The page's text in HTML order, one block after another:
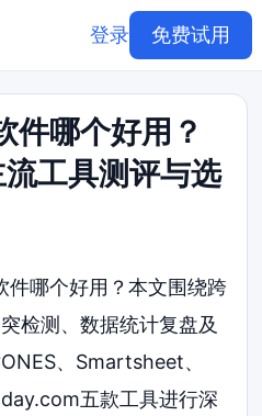
登录 免费试用
件哪个好用？
工具测评与选
哪个好用？本文围绕跨
检测、数据统计复盘及
、Smartsheet、
五款工具进行深